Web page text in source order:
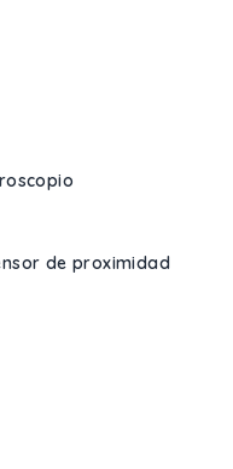
de proximidad